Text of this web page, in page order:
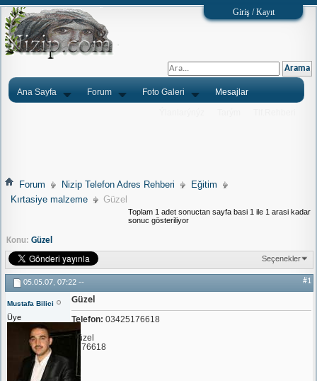
Giriş / Kayıt
Ana Sayfa Forum Foto Galeri Mesajlar
Forum Nizip Telefon Adres Rehberi
Eğitim
Kırtasiye malzeme
Güzel
Toplam 1 adet sonuctan sayfa basi 1 ile 1 arasi kadar
sonuc gösteriliyor
Konu: Güzel
Seçenekler
05.05.07, 07:22 -- #1
Mustafa Bilici
Üye
Güzel
Telefon: 03425176618
Güzel
5176618